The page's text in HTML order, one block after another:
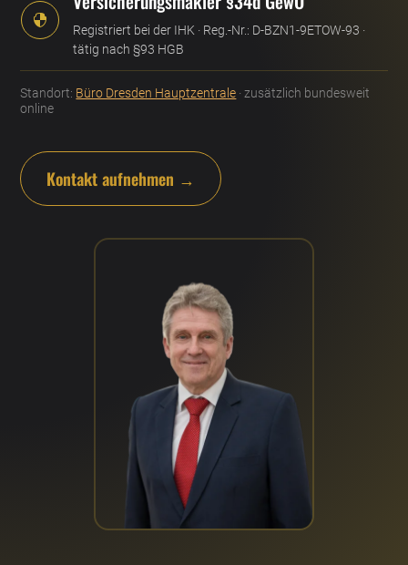

Registriert bei der IHK · Reg.-Nr.: D-BZN1-9ETOW-93 ·
tätig nach §93 HGB
Standort: Büro Dresden Hauptzentrale · zusätzlich bundesweit
online
Kontakt aufnehmen →